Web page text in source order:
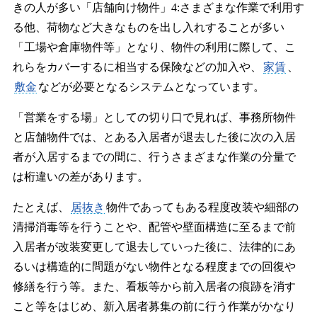
きの人が多い「店舗向け物件」4:さまざまな作業で利用す
る他、荷物など大きなものを出し入れすることが多い
「工場や倉庫物件等」となり、物件の利用に際して、こ
れらをカバーするに相当する保険などの加入や、
家賃
敷金 などが必要となるシステムとなっています。
「営業をする場」としての切り口で見れば、事務所物件
と店舗物件では、とある入居者が退去した後に次の入居
者が入居するまでの間に、行うさまざまな作業の分量で
は桁違いの差があります。
たとえば、 居抜き 物件であってもある程度改装や細部の
清掃消毒等を行うことや、配管や壁面構造に至るまで前
入居者が改装変更して退去していった後に、法律的にあ
るいは構造的に問題がない物件となる程度までの回復や
修繕を行う等。また、看板等から前入居者の痕跡を消す
こと等をはじめ、新入居者募集の前に行う作業がかなり